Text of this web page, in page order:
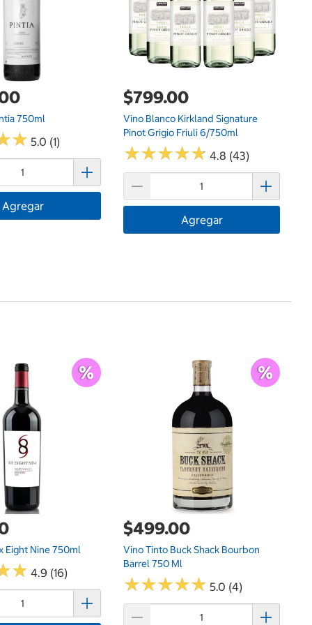
750ml
★
★ 5.0 (1)
Agregar
$799.00
Vino Blanco Kirkland Signature
Pinot Grigio Friuli 6/750ml
★★★★★
★★★★★ 4.8 (43)
Agregar
Eight Nine 750ml
★
★ 4.9 (16)
$499.00
Vino Tinto Buck Shack Bourbon
Barrel 750 Ml
★★★★★
★★★★★ 5.0 (4)